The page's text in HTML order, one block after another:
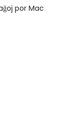
por Mac